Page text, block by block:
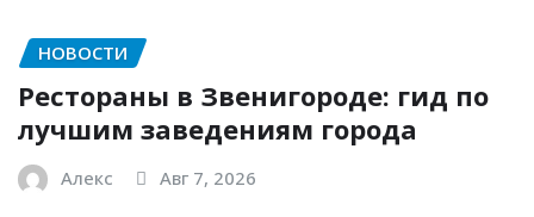
НОВОСТИ
Рестораны в Звенигороде: гид по
лучшим заведениям города
Алекс Авг 7, 2026